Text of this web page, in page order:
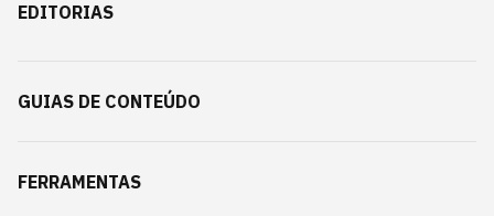
EDITORIAS
GUIAS DE CONTEÚDO
FERRAMENTAS